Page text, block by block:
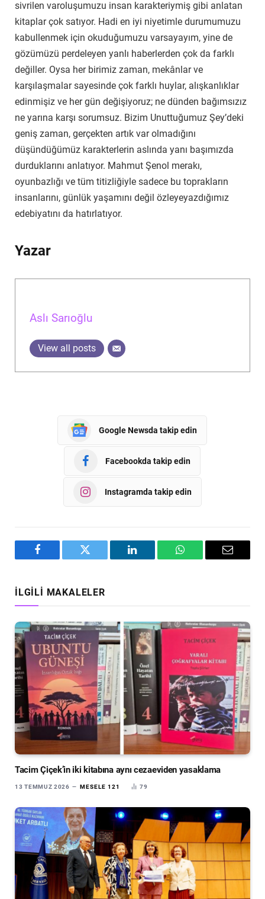
sivrilen varoluşumuzu insan karakteriymiş gibi anlatan
kitaplar çok satıyor. Hadi en iyi niyetimle durumumuzu
kabullenmek için okuduğumuzu varsayayım, yine de
gözümüzü perdeleyen yanlı haberlerden çok da farklı
değiller. Oysa her birimiz zaman, mekânlar ve
karşılaşmalar sayesinde çok farklı huylar, alışkanlıklar
edinmişiz ve her gün değişiyoruz; ne dünden bağımsızız
ne yarına karşı sorumsuz. Bizim Unuttuğumuz Şey’deki
geniş zaman, gerçekten artık var olmadığını
düşündüğümüz karakterlerin aslında yanı başımızda
durduklarını anlatıyor. Mahmut Şenol merakı,
oyunbazlığı ve tüm titizliğiyle sadece bu toprakların
insanlarını, günlük yaşamını değil özleyeyazdığımız
edebiyatını da hatırlatıyor.
Yazar
Aslı Sarıoğlu
View all posts
Google Newsda takip edin
Facebookda takip edin
Instagramda takip edin
Facebook Twitter LinkedIn WhatsAppEmail
İLGILI MAKALELER
Tacim Çiçek’in iki kitabına aynı cezaeviden yasaklama
13 TEMMUZ 2026 MESELE 121 79